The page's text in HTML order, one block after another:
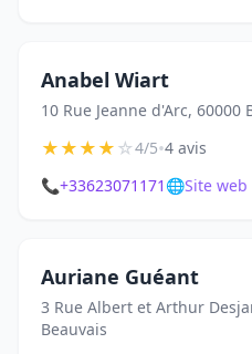
Anabel Wiart
10 Rue Jeanne d'Arc, 60000
★★★★☆4/5•4 avis
📞+33623071171 🌐Site web
Auriane Guéant
3 Rue Albert et Arthur
Beauvais